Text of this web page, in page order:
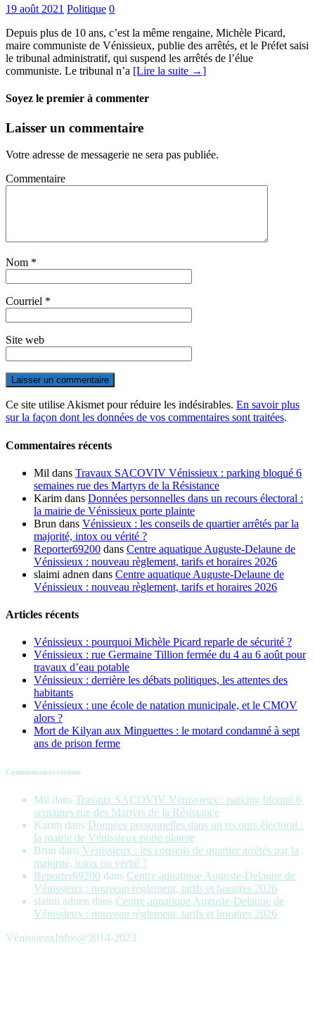
19 août 2021 Politique 0
Depuis plus de 10 ans, c’est la même rengaine, Michèle Picard,
maire communiste de Vénissieux, publie des arrêtés, et le Préfet saisi
le tribunal administratif, qui suspend les arrêtés de l’élue
communiste. Le tribunal n’a [Lire la suite →]
Soyez le premier à commenter
Laisser un commentaire
Votre adresse de messagerie ne sera pas publiée.
Commentaire
Nom *
Courriel *
Site web
Ce site utilise Akismet pour réduire les indésirables. En savoir plus
sur la façon dont les données de vos commentaires sont traitées.
Commentaires récents
Mil dans Travaux SACOVIV Vénissieux : parking bloqué 6
semaines rue des Martyrs de la Résistance
Karim dans Données personnelles dans un recours électoral :
la mairie de Vénissieux porte plainte
Brun dans Vénissieux : les conseils de quartier arrêtés par la
majorité, intox ou vérité ?
Reporter69200 dans Centre aquatique Auguste-Delaune de
Vénissieux : nouveau règlement, tarifs et horaires 2026
slaimi adnen dans Centre aquatique Auguste-Delaune de
Vénissieux : nouveau règlement, tarifs et horaires 2026
Articles récents
Vénissieux : pourquoi Michèle Picard reparle de sécurité ?
Vénissieux : rue Germaine Tillion fermée du 4 au 6 août pour
travaux d’eau potable
Vénissieux : derrière les débats politiques, les attentes des
habitants
Vénissieux : une école de natation municipale, et le CMOV
alors ?
Mort de Kilyan aux Minguettes : le motard condamné à sept
ans de prison ferme
Commentaires récents
Mil dans Travaux SACOVIV Vénissieux : parking bloqué 6
semaines rue des Martyrs de la Résistance
Karim dans Données personnelles dans un recours électoral :
la mairie de Vénissieux porte plainte
Brun dans Vénissieux : les conseils de quartier arrêtés par la
majorité, intox ou vérité ?
Reporter69200 dans Centre aquatique Auguste-Delaune de
Vénissieux : nouveau règlement, tarifs et horaires 2026
slaimi adnen dans Centre aquatique Auguste-Delaune de
Vénissieux : nouveau règlement, tarifs et horaires 2026
VénissieuxInfos@2014-2023